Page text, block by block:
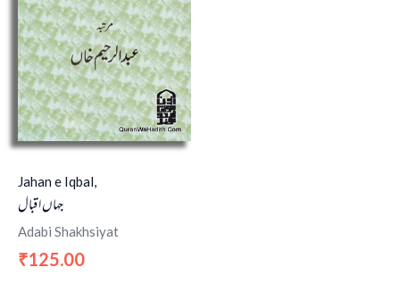
Jahan e Iqbal,
جہاں اقبال
Adabi Shakhsiyat
₹125.00